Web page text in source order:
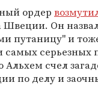
ордер
Швеции. Он
путаницу" и
самых серьезных
Альхем счел
по делу и